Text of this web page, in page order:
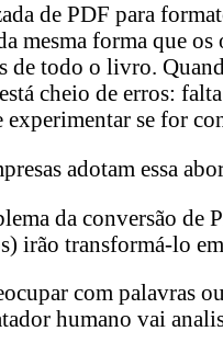
de PDF para
mesma forma que
de todo o livro.
cheio de erros:
se for
adotam essa
da conversão de
irão transformá-lo
com palavras
humano vai